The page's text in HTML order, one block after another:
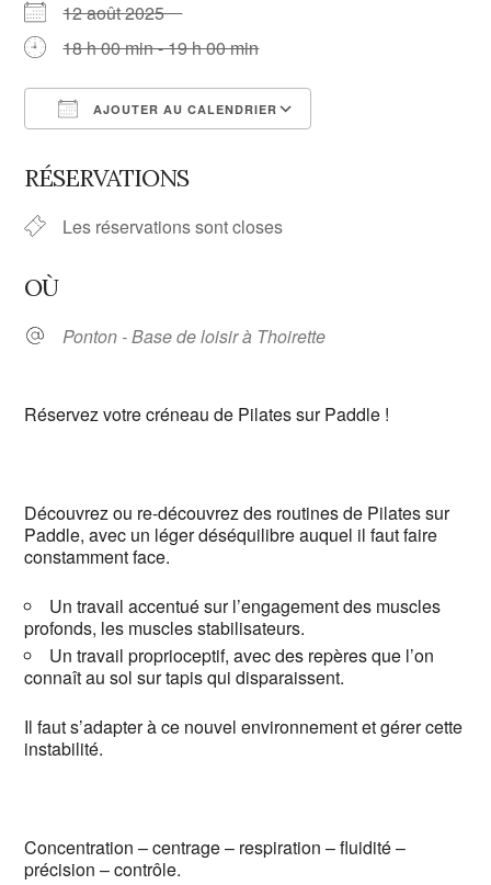
12 août 2025
18 h 00 min - 19 h 00 min
AJOUTER AU CALENDRIER
RÉSERVATIONS
Les réservations sont closes
OÙ
Ponton - Base de loisir à Thoirette
Réservez votre créneau de Pilates sur Paddle !
Découvrez ou re-découvrez des routines de Pilates sur
Paddle, avec un léger déséquilibre auquel il faut faire
constamment face.
Un travail accentué sur l’engagement des muscles
profonds, les muscles stabilisateurs.
Un travail proprioceptif, avec des repères que l’on
connaît au sol sur tapis qui disparaissent.
Il faut s’adapter à ce nouvel environnement et gérer cette
instabilité.
Concentration – centrage – respiration – fluidité –
précision – contrôle.